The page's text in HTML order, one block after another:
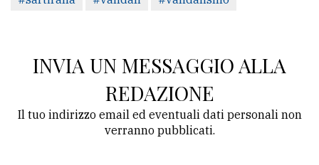
INVIA UN MESSAGGIO ALLA
REDAZIONE
Il tuo indirizzo email ed eventuali dati personali non
verranno pubblicati.